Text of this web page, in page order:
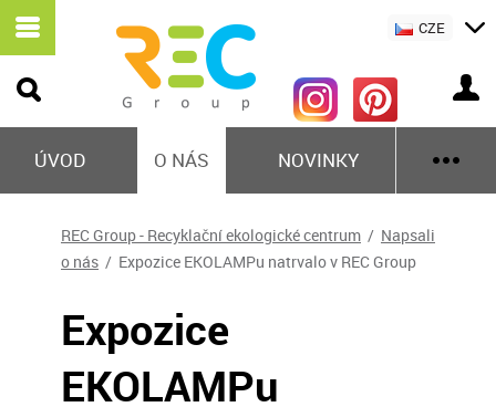
ÚVOD O NÁS NOVINKY
CZE
REC Group - Recyklační ekologické centrum / Napsali
o nás / Expozice EKOLAMPu natrvalo v REC Group
Expozice
EKOLAMPu